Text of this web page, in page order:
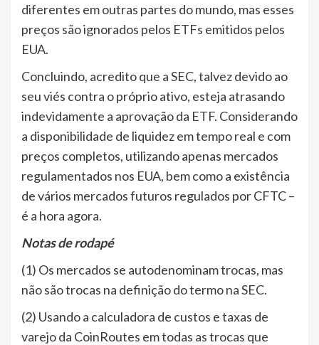
diferentes em outras partes do mundo, mas esses
preços são ignorados pelos ETFs emitidos pelos
EUA.
Concluindo, acredito que a SEC, talvez devido ao
seu viés contra o próprio ativo, esteja atrasando
indevidamente a aprovação da ETF. Considerando
a disponibilidade de liquidez em tempo real e com
preços completos, utilizando apenas mercados
regulamentados nos EUA, bem como a existência
de vários mercados futuros regulados por CFTC –
é a hora agora.
Notas de rodapé
(1) Os mercados se autodenominam trocas, mas
não são trocas na definição do termo na SEC.
(2) Usando a calculadora de custos e taxas de
varejo da CoinRoutes em todas as trocas que